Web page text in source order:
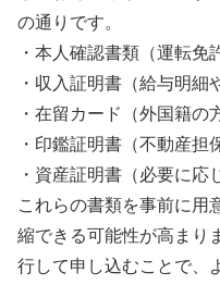
の通りです。
・本人確認書類（運転免
・収入証明書（給与明細
・在留カード（外国籍の
・印鑑証明書（不動産担
・資産証明書（必要に応
これらの書類を事前に用
縮できる可能性が高まり
行して申し込むことで、